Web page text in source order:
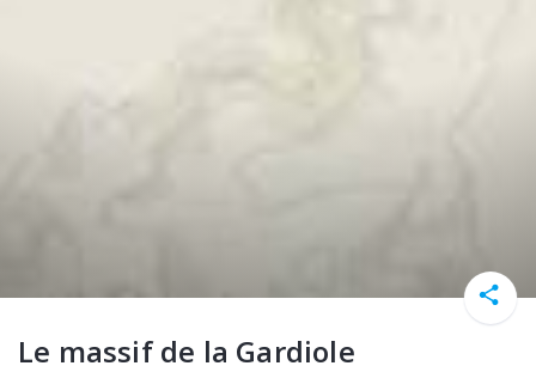
Le massif de la Gardiole